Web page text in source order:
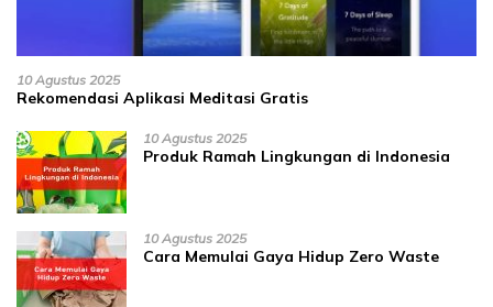
10 Agustus 2025
Rekomendasi Aplikasi Meditasi Gratis
10 Agustus 2025
Produk Ramah Lingkungan di Indonesia
10 Agustus 2025
Cara Memulai Gaya Hidup Zero Waste